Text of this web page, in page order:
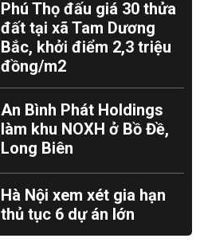
Phú Thọ đấu giá 30 thửa
đất tại xã Tam Dương
Bắc, khởi điểm 2,3 triệu
đồng/m2
An Bình Phát Holdings
làm khu NOXH ở Bồ Đề,
Long Biên
Hà Nội xem xét gia hạn
thủ tục 6 dự án lớn